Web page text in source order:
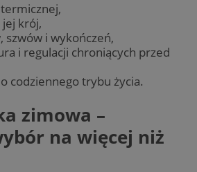
jej krój,
szwów i wykończeń,
i regulacji chroniących przed
codziennego trybu życia.
zimowa –
na więcej niż